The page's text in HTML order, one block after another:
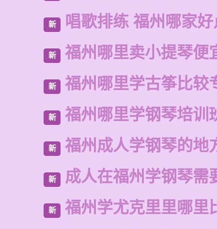
新 唱歌排练 福州哪家好
新 福州哪里卖小提琴便
新 福州哪里学古筝比较
新 福州哪里学钢琴培训
新 福州成人学钢琴的地
新 成人在福州学钢琴需
新 福州学尤克里里哪里